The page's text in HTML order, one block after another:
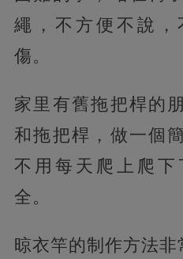
繩，不方便不說，
傷。
家里有舊拖把桿的
和拖把桿，做一個
不用每天爬上爬
全。
晾衣竿的制作方法非